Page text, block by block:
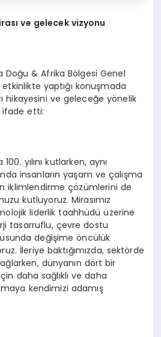
ve gelecek vizyonu
Doğu & Afrika Bölgesi Genel
yaptığı konuşmada
hikayesini ve geleceğe yönelik
ifade etti:
yılını kutlarken, aynı
insanların yaşam ve çalışma
iklimlendirme çözümlerini de
kutluyoruz. Mirasımız
liderlik taahhüdü üzerine
tasarruflu, çevre dostu
değişime öncülük
İleriye baktığımızda, sektörde
dünyanın dört bir
daha sağlıklı ve daha
kendimizi adamış